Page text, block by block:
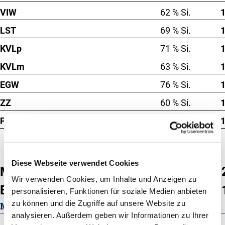
Diese Webseite verwendet Cookies
Wir verwenden Cookies, um Inhalte und Anzeigen zu
personalisieren, Funktionen für soziale Medien anbieten
zu können und die Zugriffe auf unsere Website zu
analysieren. Außerdem geben wir Informationen zu Ihrer
VIW 62 % Si.
LST
69 % Si.
KVLp
71 % Si.
KVLm
63 % Si.
EGW
76 % Si.
ZZ
60 % Si.
PER
60 % Si.
MW
EXT. ges.
118 % Si.
MILCHLEISTUNG